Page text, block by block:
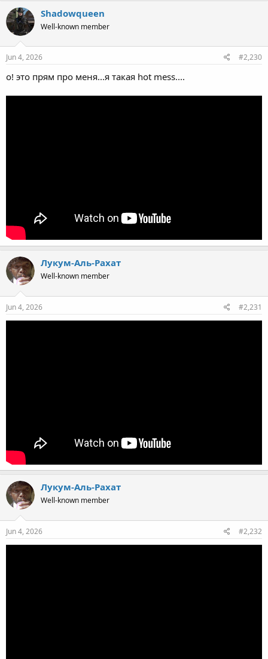
Shadowqueen
Well-known member
Jun 4, 2026 #2,230
о! это прям про меня...я такая hot mess....
Лукум-Аль-Рахат
Well-known member
Jun 4, 2026 #2,231
Лукум-Аль-Рахат
Well-known member
Jun 4, 2026 #2,232